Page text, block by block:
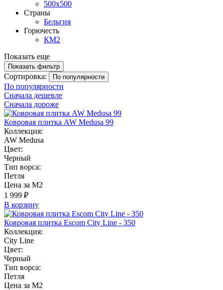
500х500
Страны
Бельгия
Горючесть
КМ2
Показать еще
Показать фильтр
Сортировка: По популярности
По популярности
Сначала дешевле
Сначала дороже
Ковровая плитка AW Medusa 99
Коллекция:
AW Medusa
Цвет:
Черный
Тип ворса:
Петля
Цена за М2
1 999 ₽
В корзину
Ковровая плитка Escom City Line - 350
Коллекция:
City Line
Цвет:
Черный
Тип ворса:
Петля
Цена за М2